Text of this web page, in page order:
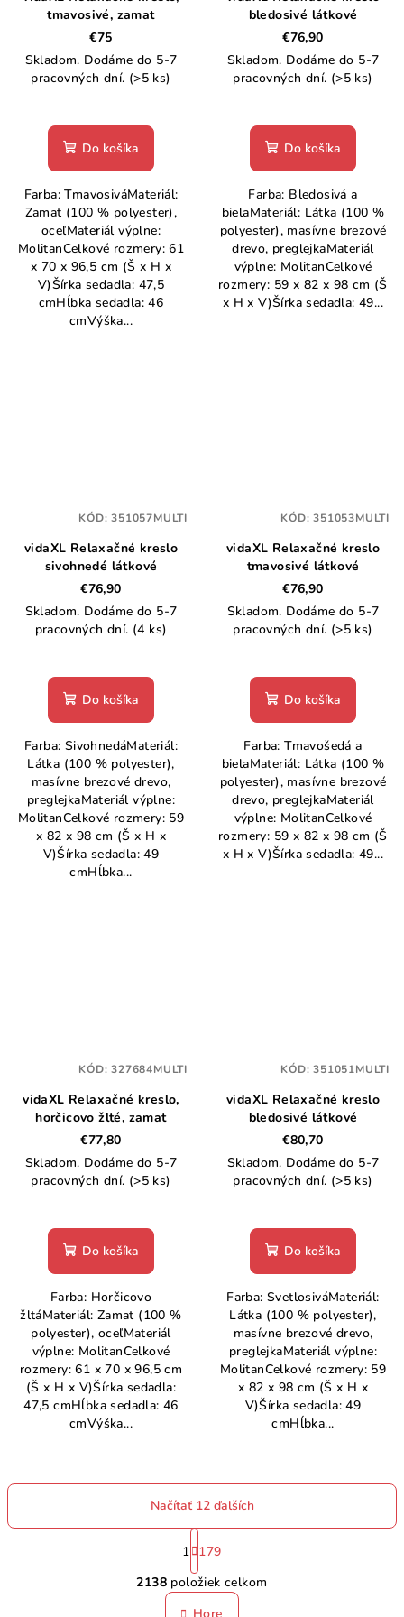
tmavosivé, zamat
€75
Skladom. Dodáme do 5-7
pracovných dní. (>5 ks)
Do košíka
Farba: TmavosiváMateriál:
Zamat (100 % polyester),
oceľMateriál výplne:
MolitanCelkové rozmery: 61
x 70 x 96,5 cm (Š x H x
V)Šírka sedadla: 47,5
cmHĺbka sedadla: 46
cmVýška...
bledosivé látkové
€76,90
Skladom. Dodáme do 5-7
pracovných dní. (>5 ks)
Do košíka
Farba: Bledosivá a
bielaMateriál: Látka (100 %
polyester), masívne brezové
drevo, preglejkaMateriál
výplne: MolitanCelkové
rozmery: 59 x 82 x 98 cm (Š
x H x V)Šírka sedadla: 49...
vidaXL Relaxačné kreslo
sivohnedé látkové
€76,90
Skladom. Dodáme do 5-7
pracovných dní. (4 ks)
Do košíka
Farba: SivohnedáMateriál:
Látka (100 % polyester),
masívne brezové drevo,
preglejkaMateriál výplne:
MolitanCelkové rozmery: 59
x 82 x 98 cm (Š x H x
V)Šírka sedadla: 49
cmHĺbka...
KÓD:351057MULTI
vidaXL Relaxačné kreslo
tmavosivé látkové
€76,90
Skladom. Dodáme do 5-7
pracovných dní. (>5 ks)
Do košíka
Farba: Tmavošedá a
bielaMateriál: Látka (100 %
polyester), masívne brezové
drevo, preglejkaMateriál
výplne: MolitanCelkové
rozmery: 59 x 82 x 98 cm (Š
x H x V)Šírka sedadla: 49...
KÓD:351053MULTI
vidaXL Relaxačné kreslo,
horčicovo žlté, zamat
€77,80
Skladom. Dodáme do 5-7
pracovných dní. (>5 ks)
Do košíka
Farba: Horčicovo
žltáMateriál: Zamat (100 %
polyester), oceľMateriál
výplne: MolitanCelkové
rozmery: 61 x 70 x 96,5 cm
(Š x H x V)Šírka sedadla:
47,5 cmHĺbka sedadla: 46
cmVýška...
KÓD:327684MULTI
vidaXL Relaxačné kreslo
bledosivé látkové
€80,70
Skladom. Dodáme do 5-7
pracovných dní. (>5 ks)
Do košíka
Farba: SvetlosiváMateriál:
Látka (100 % polyester),
masívne brezové drevo,
preglejkaMateriál výplne:
MolitanCelkové rozmery: 59
x 82 x 98 cm (Š x H x
V)Šírka sedadla: 49
cmHĺbka...
KÓD:351051MULTI
v
l
Načítať 12 ďalších
S
t
r
á
n
1 179
2138 položiek celkom